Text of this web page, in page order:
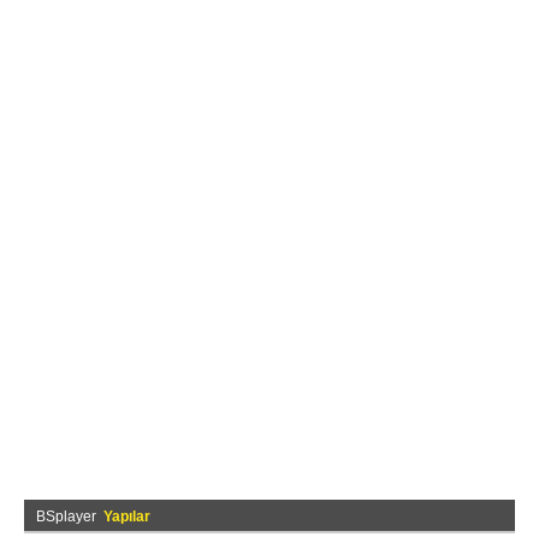
BSplayer Yapılar